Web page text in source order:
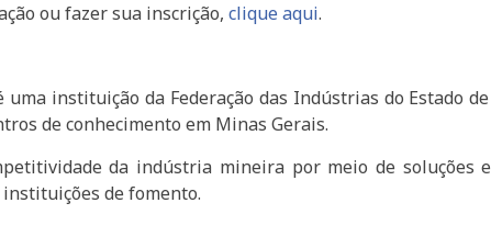
ou fazer sua inscrição,clique aqui.
instituição da Federação das Indústrias do Estado
de conhecimento em Minas Gerais.
da indústria mineira por meio de soluções
de fomento.